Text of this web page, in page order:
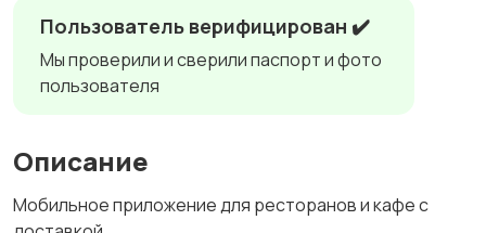
Пользователь верифицирован ✔️
Мы проверили и сверили паспорт и фото
пользователя
Описание
Мобильное приложение для ресторанов и кафе с